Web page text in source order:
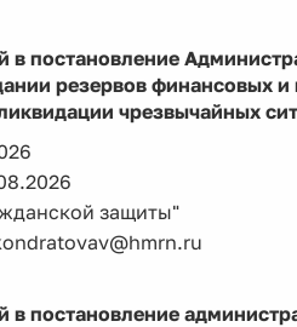
в постановление
резервов финансовых
чрезвычайных
защиты"
в постановление